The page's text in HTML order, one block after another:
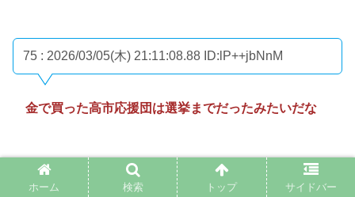
75 : 2026/03/05(木) 21:11:08.88 ID:lP++jbNnM
金で買った高市応援団は選挙までだったみたいだな
76 : 2026/03/05(木) 21:11:32.02 ID:6zUr0udj0
ホーム 検索 トップ サイドバー